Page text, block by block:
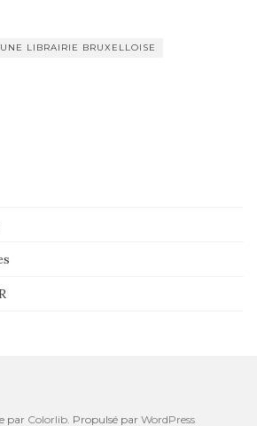
UNE LIBRAIRIE BRUXELLOISE
par Colorlib. Propulsé par WordPress